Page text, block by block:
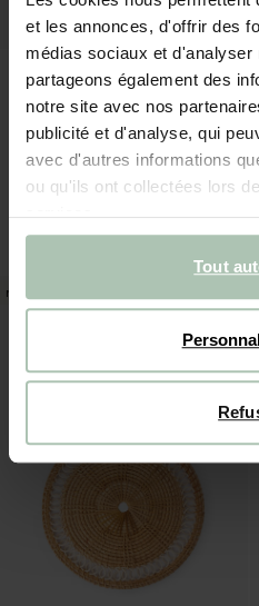
et les annonces, d'offrir des
médias sociaux et d'analyser
partageons également des
notre site avec nos
publicité et d'analyse, qui
avec d'autres informations
ou qu'ils ont collectées lors
services.
Tout
Lot de sets de table avec cœurs - rouge
19.99
new